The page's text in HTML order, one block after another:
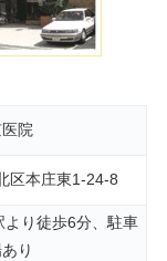
院
区本庄東1-24-8
より徒歩6分、駐車
り